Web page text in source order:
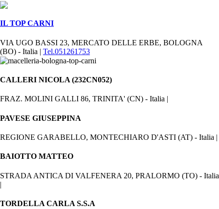
IL TOP CARNI
VIA UGO BASSI 23, MERCATO DELLE ERBE, BOLOGNA
(BO) - Italia | Tel.051261753
CALLERI NICOLA (232CN052)
FRAZ. MOLINI GALLI 86, TRINITA' (CN) - Italia |
PAVESE GIUSEPPINA
REGIONE GARABELLO, MONTECHIARO D'ASTI (AT) - Italia |
BAIOTTO MATTEO
STRADA ANTICA DI VALFENERA 20, PRALORMO (TO) - Italia
|
TORDELLA CARLA S.S.A